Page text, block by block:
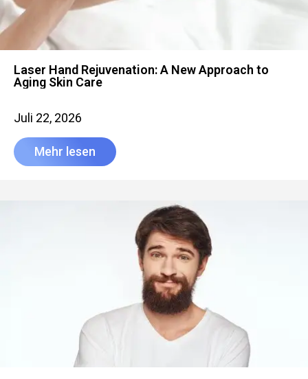
Laser Hand Rejuvenation: A New Approach to
Aging Skin Care
Juli 22, 2026
Mehr lesen